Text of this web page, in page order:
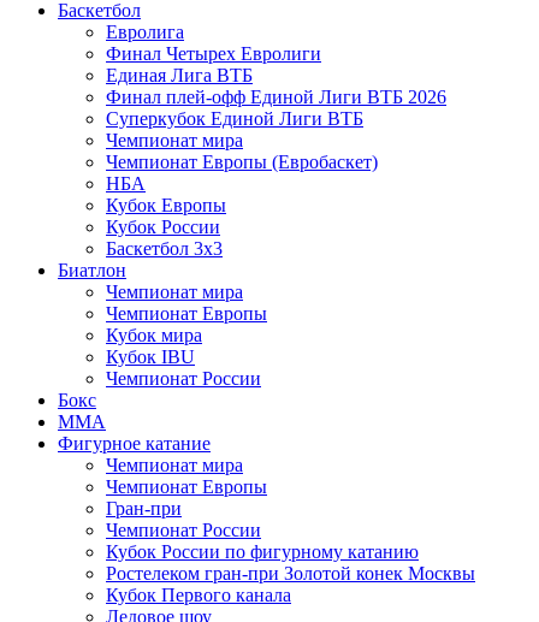
Баскетбол
Евролига
Финал Четырех Евролиги
Единая Лига ВТБ
Финал плей-офф Единой Лиги ВТБ 2026
Суперкубок Единой Лиги ВТБ
Чемпионат мира
Чемпионат Европы (Евробаскет)
НБА
Кубок Европы
Кубок России
Баскетбол 3х3
Биатлон
Чемпионат мира
Чемпионат Европы
Кубок мира
Кубок IBU
Чемпионат России
Бокс
MMA
Фигурное катание
Чемпионат мира
Чемпионат Европы
Гран-при
Чемпионат России
Кубок России по фигурному катанию
Ростелеком гран-при Золотой конек Москвы
Кубок Первого канала
Ледовое шоу